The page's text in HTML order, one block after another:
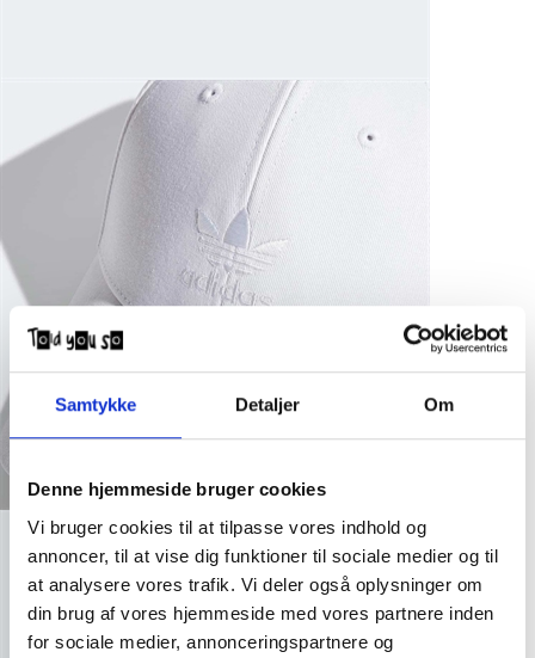
Samtykke Detaljer Om
Denne hjemmeside bruger cookies
Vi bruger cookies til at tilpasse vores indhold og
annoncer, til at vise dig funktioner til sociale medier og til
at analysere vores trafik. Vi deler også oplysninger om
din brug af vores hjemmeside med vores partnere inden
for sociale medier, annonceringspartnere og